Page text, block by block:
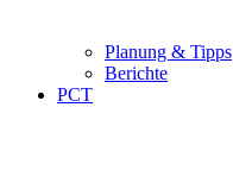
Planung & Tipps
Berichte
PCT